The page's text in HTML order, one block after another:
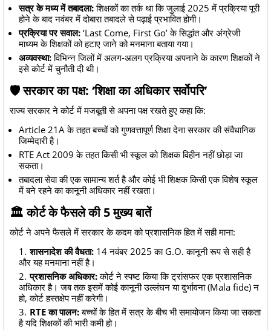
सत्र के मध्य में तबादला:शिक्षकों का तर्क था कि जुलाई 2025 में प्रक्रिया पूरी
होने के बाद नवंबर में दोबारा तबादले से पढ़ाई प्रभावित होगी।
प्रक्रिया पर सवाल: ‘Last Come, First Go’ के सिद्धांत और अंग्रेजी
माध्यम के शिक्षकों को हटाए जाने को मनमाना बताया गया।
अव्यवस्था:विभिन्न जिलों में अलग-अलग प्रक्रिया अपनाने के कारण शिक्षकों ने
इसे कोर्ट में चुनौती दी थी।
🛡️ सरकार का पक्ष: ‘शिक्षा का अधिकार सर्वोपरि’
राज्य सरकार ने कोर्ट में मजबूती से अपना पक्ष रखते हुए कहा कि:
Article 21A के तहत बच्चों को गुणवत्तापूर्ण शिक्षा देना सरकार की संवैधानिक
जिम्मेदारी है।
RTE Act 2009 के तहत किसी भी स्कूल को शिक्षक विहीन नहीं छोड़ा जा
सकता।
तबादला सेवा की एक सामान्य शर्त है और कोई भी शिक्षक किसी एक विशेष स्कूल
में बने रहने का कानूनी अधिकार नहीं रखता।
🏛️ कोर्ट के फैसले की 5 मुख्य बातें
कोर्ट ने अपने फैसले में सरकार के कदम को प्रशासनिक हित में सही माना:
शासनादेश की वैधता: 14 नवंबर 2025 का G.O. कानूनी रूप से सही है
और यह मनमाना नहीं है।
प्रशासनिक अधिकार:कोर्ट ने स्पष्ट किया कि ट्रांसफर एक प्रशासनिक
अधिकार है। जब तक इसमें कोई कानूनी उल्लंघन या दुर्भावना (Mala fide) न
हो, कोर्ट हस्तक्षेप नहीं करेगी।
RTE का पालन:बच्चों के हित में सत्र के बीच भी समायोजन किया जा सकता
है यदि शिक्षकों की भारी कमी हो।